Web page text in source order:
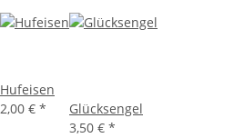
Hufeisen
2,00 € *
Glücksengel
3,50 € *